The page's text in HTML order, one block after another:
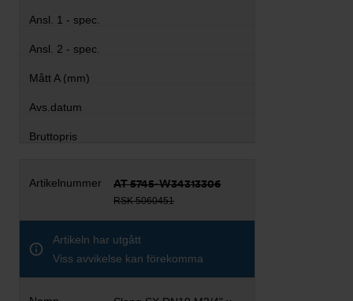
AT 5745-W34313306
RSK 5060451
Artikeln har utgått
Viss avvikelse kan förekomma